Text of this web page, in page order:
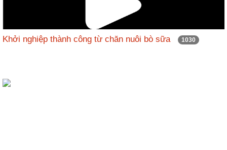
Khởi nghiệp thành công từ chăn nuôi bò sữa 1030